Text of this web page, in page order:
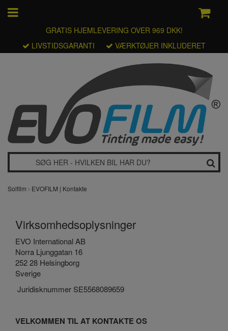
GRATIS HJEMLEVERING OVER 969 DKK!
LIVSTIDSGARANTI
VÆRKTØJER INKLUDERET
Solfilm EVOFILM | Kontakte
Virksomhedsoplysninger
EVO International AB
Norra Ljunggatan 16
252 28 Helsingborg
Sverige
Juridisknummer SE5568089659
VELKOMMEN TIL AT KONTAKTE OS